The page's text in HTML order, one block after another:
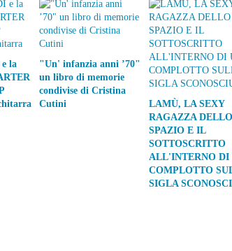
la
"Un' infanzia anni ’70"
un libro di memorie
condivise di Cristina
Cutini
LAMÙ, LA SEXY
RAGAZZA DELLO
SPAZIO E IL
SOTTOSCRITTO
ALL'INTERNO DI
COMPLOTTO
SIGLA